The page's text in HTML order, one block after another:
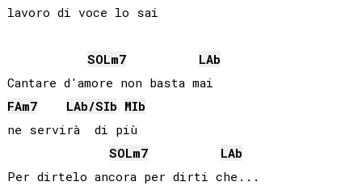
SOLm7
LAb
FAm7 LAb/SIb MIb
ne servirà  di più
SOLm7
LAb
Per dirtelo ancora per dirti che...